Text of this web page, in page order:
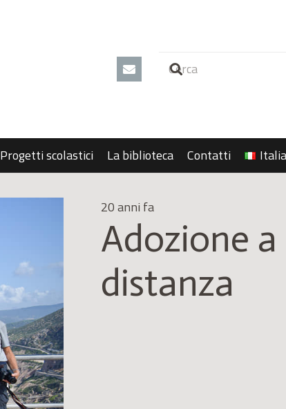
Progetti scolastici La biblioteca Contatti
20 anni fa
Adozione a
distanza